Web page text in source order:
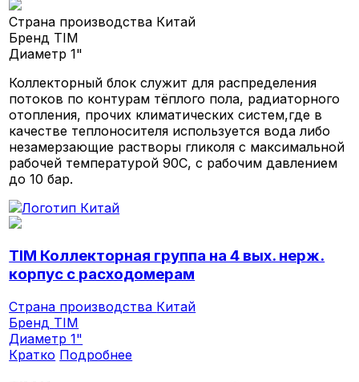
Страна производства Китай
Бренд TIM
Диаметр1"
Коллекторный блок служит для распределения
потоков по контурам тёплого пола, радиаторного
отопления, прочих климатических систем,где в
качестве теплоносителя используется вода либо
незамерзающие растворы гликоля с максимальной
рабочей температурой 90С, с рабочим давлением
до 10 бар.
TIM Коллекторная группа на 4 вых. нерж.
корпус с расходомерам
Страна производства Китай
Бренд TIM
Диаметр1"
Кратко Подробнее